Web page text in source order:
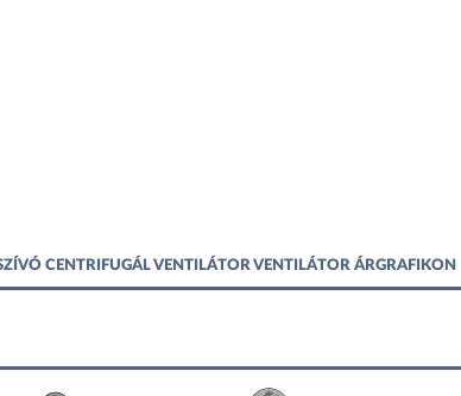
CENTRIFUGÁL VENTILÁTOR VENTILÁTOR ÁRGRAFIKON